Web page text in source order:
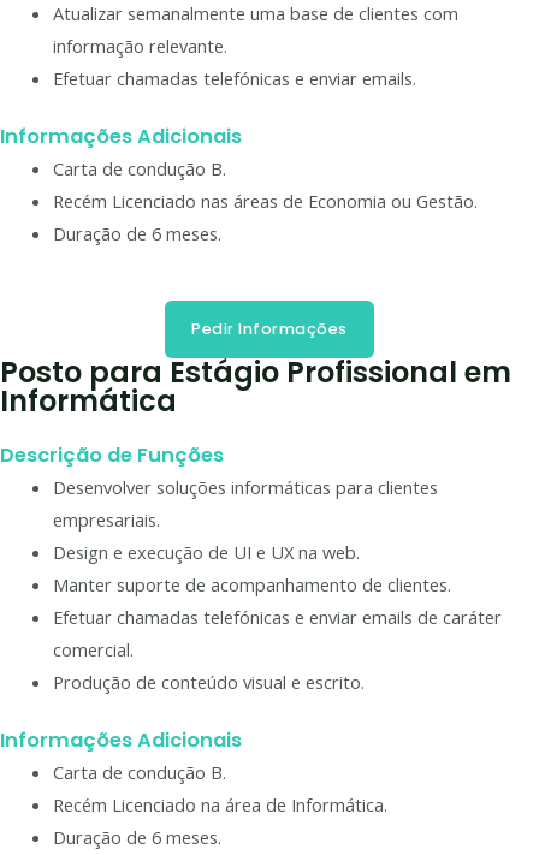
Atualizar semanalmente uma base de clientes com
informação relevante.
Efetuar chamadas telefónicas e enviar emails.
Informações Adicionais
Carta de condução B.
Recém Licenciado nas áreas de Economia ou Gestão.
Duração de 6 meses.
Pedir Informações
Posto para Estágio Profissional em
Informática
Descrição de Funções
Desenvolver soluções informáticas para clientes
empresariais.
Design e execução de UI e UX na web.
Manter suporte de acompanhamento de clientes.
Efetuar chamadas telefónicas e enviar emails de caráter
comercial.
Produção de conteúdo visual e escrito.
Informações Adicionais
Carta de condução B.
Recém Licenciado na área de Informática.
Duração de 6 meses.